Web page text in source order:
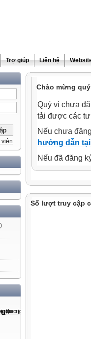
Trợ giúp Liên hệ
)
Chào mừng
Quý vị chưa
tải được các
Nếu chưa
hướng dẫn
Nếu đã đăng
Số lượt truy cập